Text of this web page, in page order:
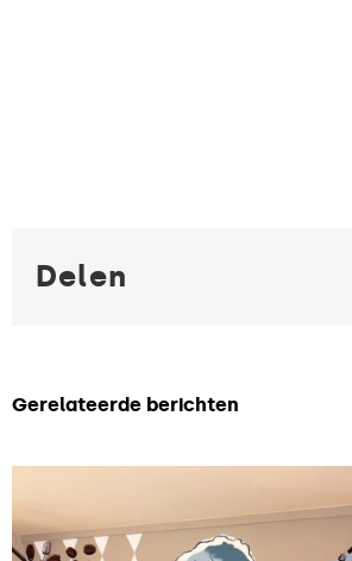
Delen
Gerelateerde berichten